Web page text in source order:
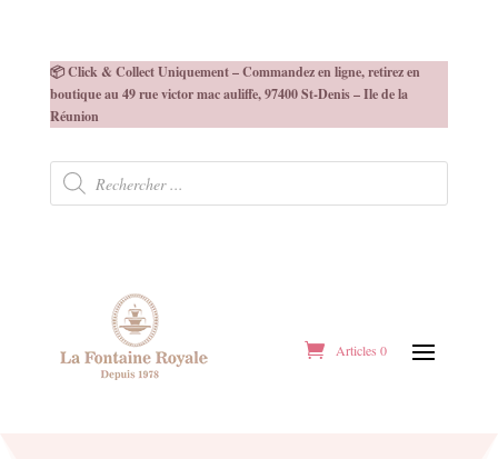
📦 Click & Collect Uniquement – Commandez en ligne, retirez en
boutique au 49 rue victor mac auliffe, 97400 St-Denis – Ile de la
Réunion
Recherche
produits
Articles 0